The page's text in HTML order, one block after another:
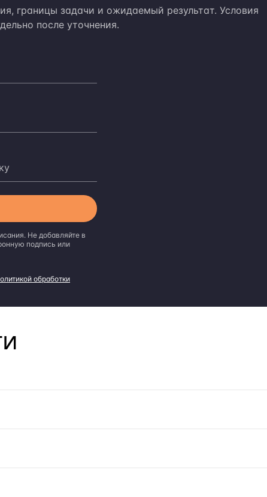
границы задачи и ожидаемый результат. Условия
после уточнения.
Не добавляйте в
подпись или
обработки